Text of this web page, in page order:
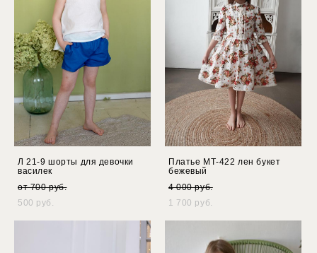
Л 21-9 шорты для девочки
василек
от 700 pуб.
500 pуб.
Платье МТ-422 лен букет
бежевый
4 000 pуб.
1 700 pуб.